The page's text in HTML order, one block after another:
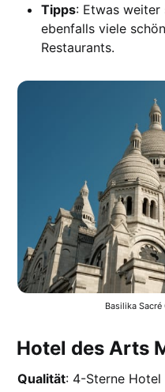
Tipps: Etwas weiter
ebenfalls viele
Restaurants.
Basilika
Hotel des Arts
Qualität: 4-Sterne Hotel